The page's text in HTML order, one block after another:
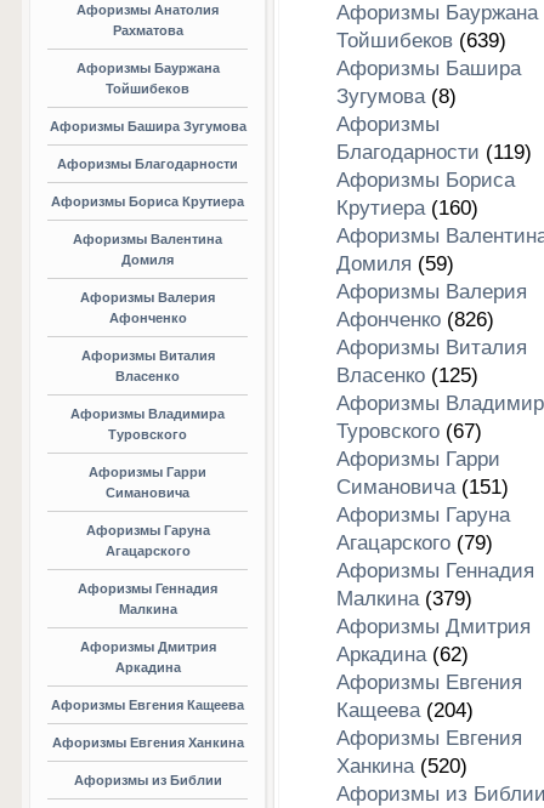
Афоризмы Анатолия
Рахматова
Афоризмы Бауржана
Тойшибеков
Афоризмы Башира Зугумова
Афоризмы Благодарности
Афоризмы Бориса Крутиера
Афоризмы Валентина
Домиля
Афоризмы Валерия
Афонченко
Афоризмы Виталия
Власенко
Афоризмы Владимира
Туровского
Афоризмы Гарри
Симановича
Афоризмы Гаруна
Агацарского
Афоризмы Геннадия
Малкина
Афоризмы Дмитрия
Аркадина
Афоризмы Евгения Кащеева
Афоризмы Евгения Ханкина
Афоризмы из Библии
Афоризмы Бауржана
Тойшибеков(639)
Афоризмы Башира
Зугумова(8)
Афоризмы
Благодарности (119)
Афоризмы Бориса
Крутиера(160)
Афоризмы
Домиля (59)
Афоризмы Валерия
Афонченко(826)
Афоризмы Виталия
Власенко(125)
Афоризмы
Туровского(67)
Афоризмы Гарри
Симановича(151)
Афоризмы Гаруна
Агацарского(79)
Афоризмы Геннадия
Малкина(379)
Афоризмы Дмитрия
Аркадина(62)
Афоризмы Евгения
Кащеева(204)
Афоризмы Евгения
Ханкина(520)
Афоризмы из